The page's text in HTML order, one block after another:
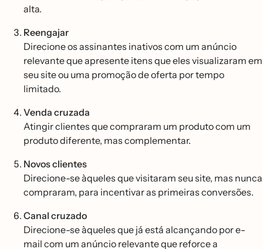
alta.
Reengajar
Direcione os assinantes inativos com um anúncio
relevante que apresente itens que eles visualizaram em
seu site ou uma promoção de oferta por tempo
limitado.
Venda cruzada
Atingir clientes que compraram um produto com um
produto diferente, mas complementar.
Novos clientes
Direcione-se àqueles que visitaram seu site, mas nunca
compraram, para incentivar as primeiras conversões.
Canal cruzado
Direcione-se àqueles que já está alcançando por e-
mail com um anúncio relevante que reforce a